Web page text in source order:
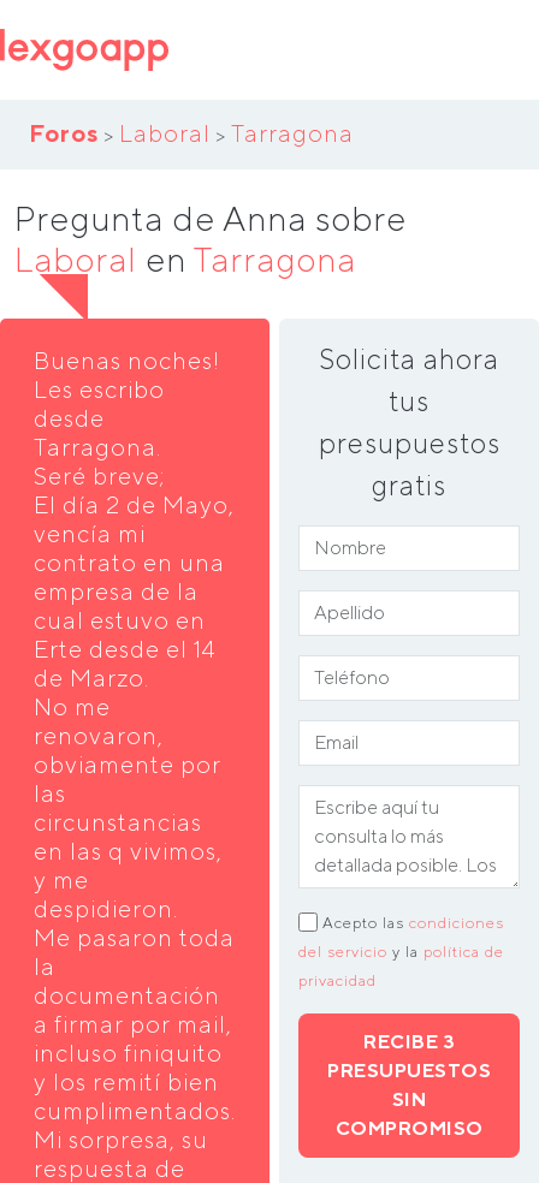
Foros > Laboral > Tarragona
Pregunta de Anna sobre
Laboral en Tarragona
Buenas noches!
Les escribo
desde
Tarragona.
Seré breve;
El día 2 de Mayo,
vencía mi
contrato en una
empresa de la
cual estuvo en
Erte desde el 14
de Marzo.
No me
renovaron,
obviamente por
las
circunstancias
en las q vivimos,
y me
despidieron.
Me pasaron toda
la
documentación
a firmar por mail,
incluso finiquito
y los remití bien
cumplimentados.
Mi sorpresa, su
respuesta de
Solicita ahora
tus
presupuestos
gratis
Acepto las condiciones
del servicio y la política de
privacidad
RECIBE 3
PRESUPUESTOS
SIN
COMPROMISO